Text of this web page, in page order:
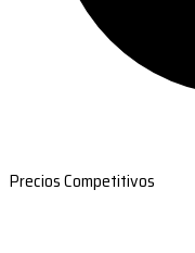
Precios Competitivos